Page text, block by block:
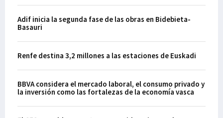
Adif inicia la segunda fase de las obras en Bidebieta-
Basauri
Renfe destina 3,2 millones a las estaciones de Euskadi
BBVA considera el mercado laboral, el consumo privado y
la inversión como las fortalezas de la economía vasca